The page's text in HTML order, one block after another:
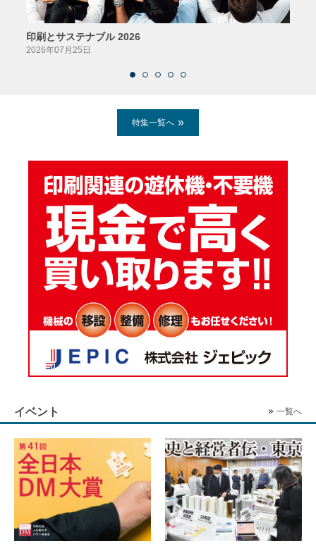
印刷とサステナブル 2026
2026年07月25日
特集一覧へ
イベント 一覧へ